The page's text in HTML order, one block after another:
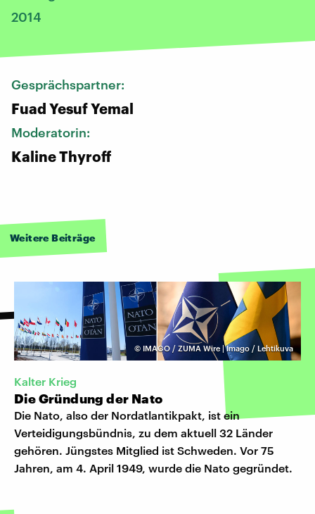
2014
Gesprächspartner:
Fuad Yesuf Yemal
Moderatorin:
Kaline Thyroff
Weitere Beiträge
© IMAGO / ZUMA Wire | Imago / Lehtikuva
Kalter Krieg
Die Gründung der Nato
Die Nato, also der Nordatlantikpakt, ist ein
Verteidigungsbündnis, zu dem aktuell 32 Länder
gehören. Jüngstes Mitglied ist Schweden. Vor 75
Jahren, am 4. April 1949, wurde die Nato gegründet.